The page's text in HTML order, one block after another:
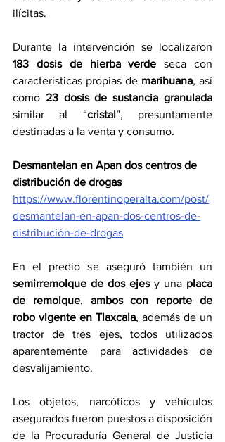
ilícitas.
183 dosis de hierba verde seca con
características propias de marihuana, así
como 23 dosis de sustancia granulada
similar al “cristal”, presuntamente
destinadas a la venta y consumo.
Desmantelan en Apan dos centros de
distribución de drogas
https://www.florentinoperalta.com/post/
desmantelan-en-apan-dos-centros-de-
distribución-de-drogas
semirremolque de dos ejes y una placa
de remolque, ambos con reporte de
robo vigente en Tlaxcala, además de un
tractor de tres ejes, todos utilizados
aparentemente para actividades de
desvalijamiento.
Los objetos, narcóticos y vehículos
asegurados fueron puestos a disposición
de la Procuraduría General de Justicia